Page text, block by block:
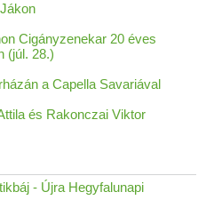
Cigányzenekar 20 éves
(júl. 28.)
a Capella Savariával
és Rakonczai Viktor
- Újra Hegyfalunapi